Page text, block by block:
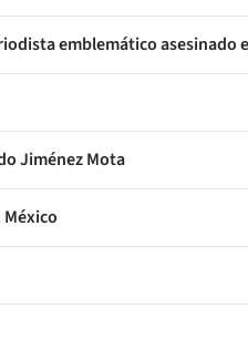
emblemático asesinado
Jiménez Mota